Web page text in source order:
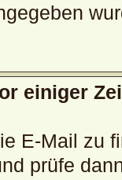
einiger
E-Mail zu
prüfe